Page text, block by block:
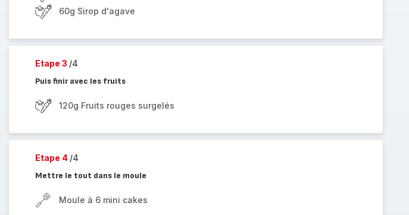
60g Sirop d'agave
Etape 3 /4
Puis finir avec les fruits
120g Fruits rouges surgelés
Etape 4 /4
Mettre le tout dans le moule
Moule à 6 mini cakes